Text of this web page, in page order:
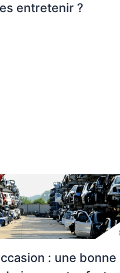
entretenir ?
: une bonne